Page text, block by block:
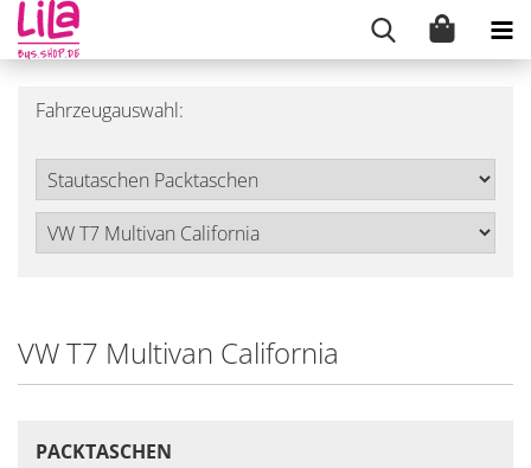
Fahrzeugauswahl:
VW T7 Multivan California
PACKTASCHEN
PACKTASCHEN